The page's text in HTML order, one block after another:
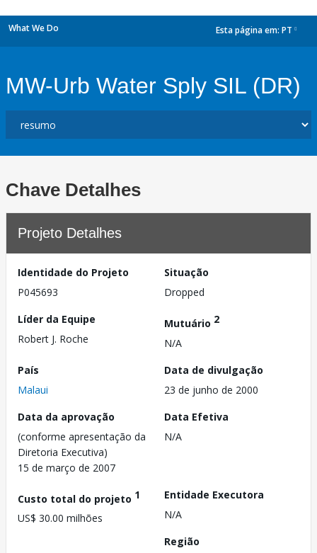
What We Do Esta página em: PT
MW-Urb Water Sply SIL (DR)
Chave Detalhes
Projeto Detalhes
Identidade do Projeto
P045693
Situação
Dropped
Líder da Equipe
Robert J. Roche
Mutuário 2
N/A
País
Malaui
Data de divulgação
23 de junho de 2000
Data da aprovação
(conforme apresentação da
Diretoria Executiva)
15 de março de 2007
Data Efetiva
N/A
Custo total do projeto 1
US$ 30.00 milhões
Entidade Executora
N/A
Região